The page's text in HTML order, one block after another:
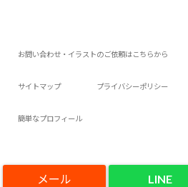
LINE
お問い合わせ・イラストのご依頼はこちらから
サイトマップ プライバシーポリシー
簡単なプロフィール
Copyright© アロアロウィの今日は何作ろ？